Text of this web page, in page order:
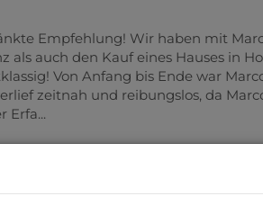
Empfehlung! Wir haben mit
auch den Kauf eines Hauses in
Von Anfang bis Ende war
zeitnah und reibungslos, da
Erfa...